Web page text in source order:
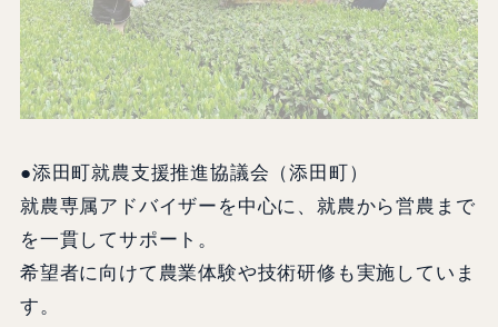
●添田町就農支援推進協議会（添田町）
就農専属アドバイザーを中心に、就農から営農まで
を一貫してサポート。
希望者に向けて農業体験や技術研修も実施していま
す。